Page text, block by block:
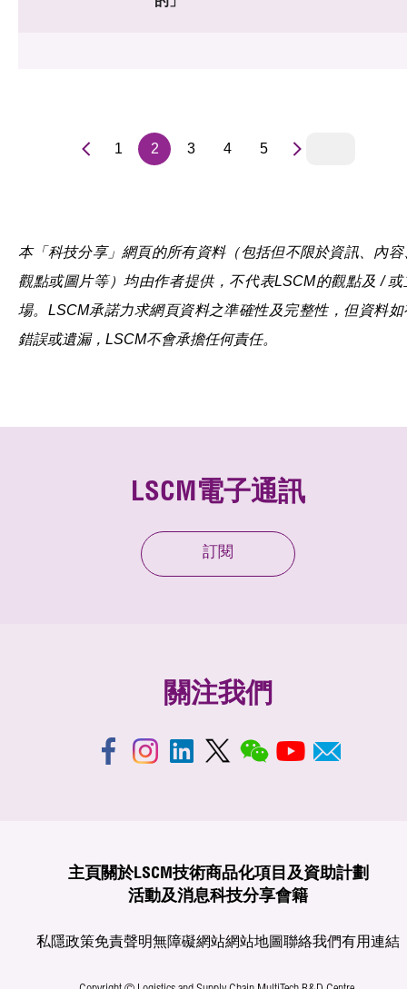
1 2 3 4 5
本「科技分享」網頁的所有資料（包括但不限於資訊、內容
觀點或圖片等）均由作者提供，不代表LSCM的觀點及 / 或
場。LSCM承諾力求網頁資料之準確性及完整性，但資料如
錯誤或遺漏，LSCM不會承擔任何責任。
LSCM電子通訊
訂閱
關注我們
主頁 關於LSCM技術商品化項目及資助計劃
活動及消息科技分享會籍
私隱政策免責聲明無障礙網站網站地圖聯絡我們有用連結